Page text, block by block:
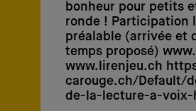
bonheur pour petits
ronde ! Participation
préalable (arrivée et
temps proposé)
www.lirenjeu.ch
carouge.ch/Default/
de-la-lecture-a-voix-